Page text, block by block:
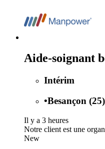
Aide-soignant
Intérim
•Besançon (25)
Il y a 3 heures
Notre client est une
New